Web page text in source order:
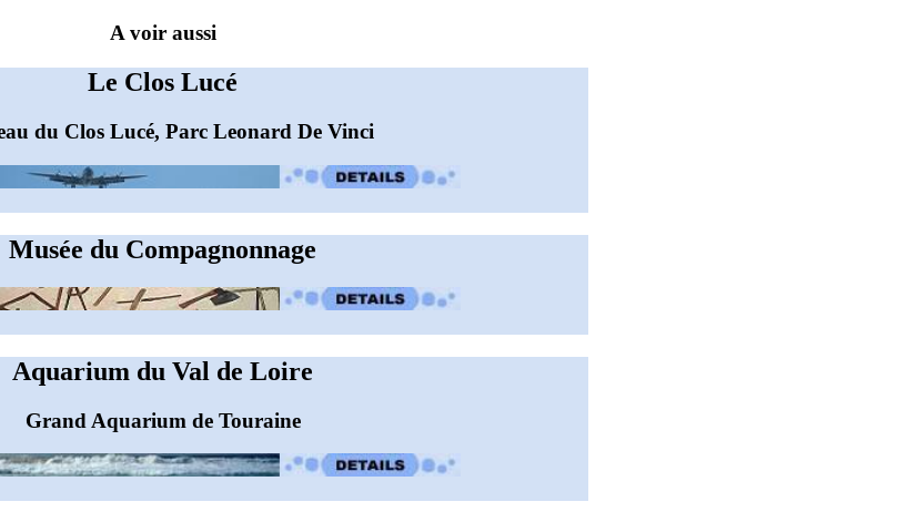
A voir aussi
Le Clos Lucé
du Clos Lucé, Parc Leonard De Vinci
Musée du Compagnonnage
Aquarium du Val de Loire
Grand Aquarium de Touraine